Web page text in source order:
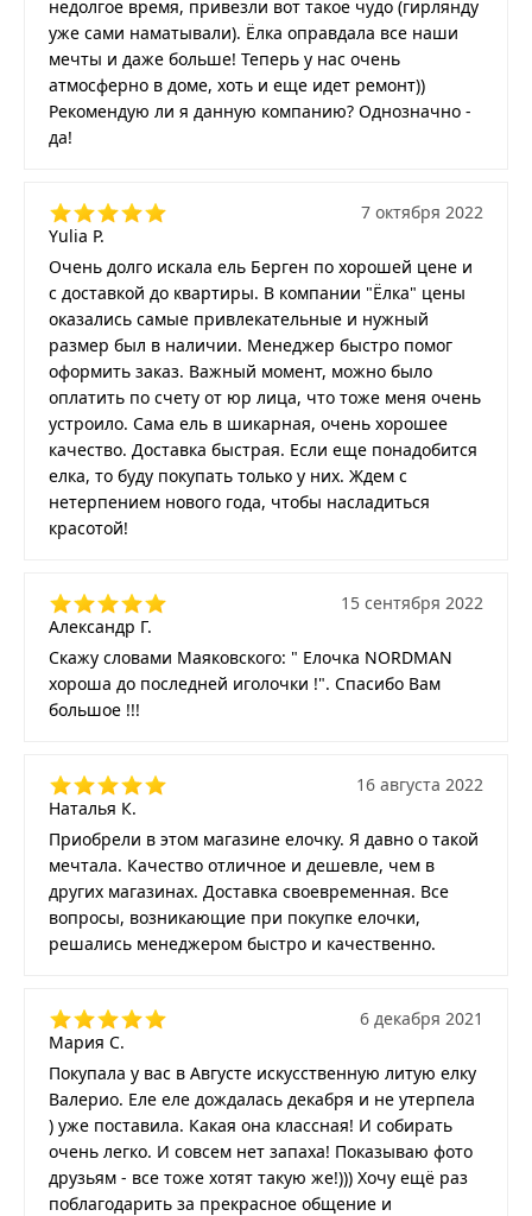
недолгое время, привезли вот такое чудо (гирлянду
уже сами наматывали). Ёлка оправдала все наши
мечты и даже больше! Теперь у нас очень
атмосферно в доме, хоть и еще идет ремонт))
Рекомендую ли я данную компанию? Однозначно -
да!
Yulia P.
7 октября 2022
Очень долго искала ель Берген по хорошей цене и
с доставкой до квартиры. В компании "Ёлка" цены
оказались самые привлекательные и нужный
размер был в наличии. Менеджер быстро помог
оформить заказ. Важный момент, можно было
оплатить по счету от юр лица, что тоже меня очень
устроило. Сама ель в шикарная, очень хорошее
качество. Доставка быстрая. Если еще понадобится
елка, то буду покупать только у них. Ждем с
нетерпением нового года, чтобы насладиться
красотой!
Александр Г.
15 сентября 2022
Скажу словами Маяковского: " Елочка NORDMAN
хороша до последней иголочки !". Спасибо Вам
большое !!!
Наталья К.
16 августа 2022
Приобрели в этом магазине елочку. Я давно о такой
мечтала. Качество отличное и дешевле, чем в
других магазинах. Доставка своевременная. Все
вопросы, возникающие при покупке елочки,
решались менеджером быстро и качественно.
Мария С.
6 декабря 2021
Покупала у вас в Августе искусственную литую елку
Валерио. Еле еле дождалась декабря и не утерпела
) уже поставила. Какая она классная! И собирать
очень легко. И совсем нет запаха! Показываю фото
друзьям - все тоже хотят такую же!))) Хочу ещё раз
поблагодарить за прекрасное общение и